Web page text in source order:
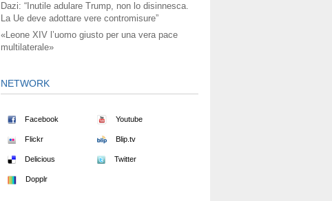
Dazi: “Inutile adulare Trump, non lo disinnesca.
La Ue deve adottare vere contromisure”
«Leone XIV l’uomo giusto per una vera pace
multilaterale»
NETWORK
Facebook Youtube
Flickr Blip.tv
Delicious Twitter
Dopplr